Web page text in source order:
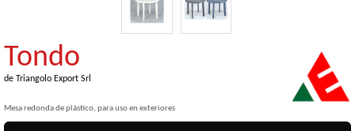
Tondo
de Triangolo Export Srl
Mesa redonda de plástico, para uso en exteriores